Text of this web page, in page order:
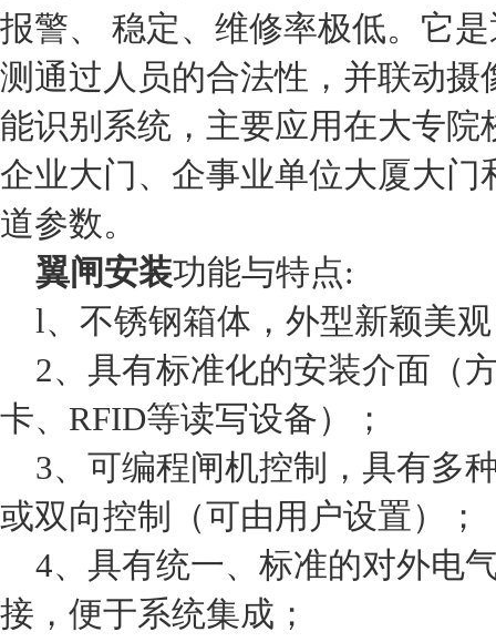
报警、 稳定、维修率极低。它
测通过人员的合法性，并联动
能识别系统，主要应用在大专
企业大门、企事业单位大厦大
道参数。
翼闸安装功能与特点:
l、不锈钢箱体，外型新颖美
2、具有标准化的安装介面（
卡、RFID等读写设备）；
3、可编程闸机控制，具有多
或双向控制（可由用户设置）；
4、具有统一、标准的对外电
接，便于系统集成；